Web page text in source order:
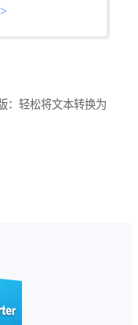
：轻松将文本转换为